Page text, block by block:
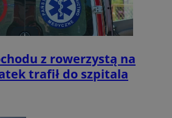
z rowerzystą na
trafił do szpitala